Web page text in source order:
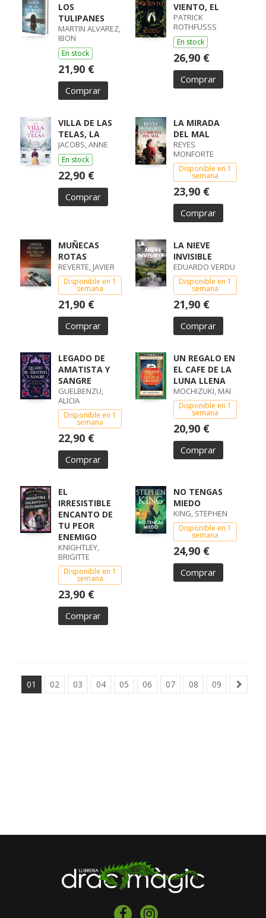
LOS
TULIPANES
MARTIN ALVAREZ,
IBON
En stock
21,90 €
Comprar
VIENTO, EL
PATRICK
ROTHFUSSS
En stock
26,90 €
Comprar
VILLA DE LAS
TELAS, LA
JACOBS, ANNE
En stock
22,90 €
Comprar
LA MIRADA
DEL MAL
REYES
MONFORTE
Disponible en 1
semana
23,90 €
Comprar
MUÑECAS
ROTAS
REVERTE, JAVIER
Disponible en 1
semana
21,90 €
Comprar
LA NIEVE
INVISIBLE
EDUARDO VERDU
Disponible en 1
semana
21,90 €
Comprar
LEGADO DE
AMATISTA Y
SANGRE
GUELBENZU,
ALICIA
Disponible en 1
semana
22,90 €
Comprar
UN REGALO EN
EL CAFE DE LA
LUNA LLENA
MOCHIZUKI, MAI
Disponible en 1
semana
20,90 €
Comprar
EL
IRRESISTIBLE
ENCANTO DE
TU PEOR
ENEMIGO
KNIGHTLEY,
BRIGITTE
Disponible en 1
semana
23,90 €
Comprar
NO TENGAS
MIEDO
KING, STEPHEN
Disponible en 1
semana
24,90 €
Comprar
01 02 03 04 05 06 07 08 09